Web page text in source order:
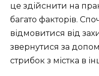
це здійснити на
багато факторів.
відмовитися від
звернутися за
стрибок з містка в